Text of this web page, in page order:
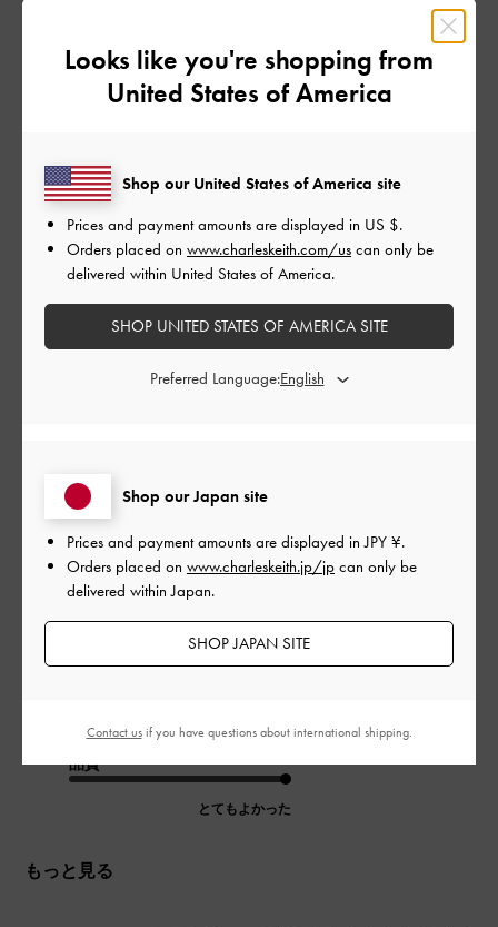
品質
もっと見る
フィルター
ご利用者様
セールでかいました
可愛いですが、つま先が大きくみえます。
23. 5センチなのですが、もう少しサイズ大きい方が履きやすい
なと思いました
カラー: ブラック系
デザイン
品質
とてもよかった
もっと見る
Looks like you're shopping from
United States of America
Shop our Japan site
Prices and payment amounts are displayed inJPY ¥.
Orders placed on www.charleskeith.jp/jp can only be
delivered within Japan.
SHOP JAPAN SITE
Shop our United States of America site
Prices and payment amounts are displayed in US $.
Orders placed on www.charleskeith.com/us can only be
delivered within United States of America.
SHOP UNITED STATES OF AMERICA SITE
Preferred Language:
Contact usif you have questions about international shipping.